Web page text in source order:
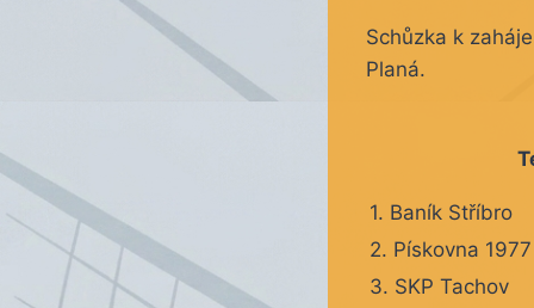
Schůzka k
Planá.
1. Baník Stříbro
2. Pískovna 1977
3. SKP Tachov